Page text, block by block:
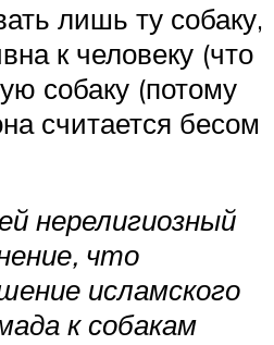
лишь ту собаку,
к человеку (что
собаку (потому
считается бесом
нерелигиозный
что
исламского
к собакам